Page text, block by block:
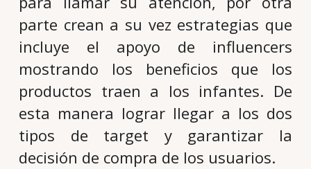
parte crean a su vez estrategias que
incluye el apoyo de influencers
mostrando los beneficios que los
productos traen a los infantes. De
esta manera lograr llegar a los dos
tipos de target y garantizar la
decisión de compra de los usuarios.